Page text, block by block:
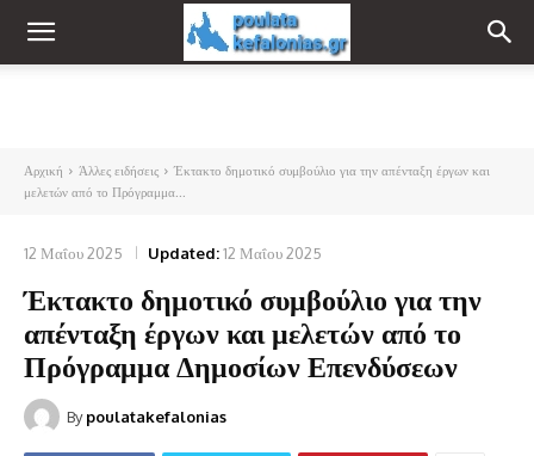
Αρχική Άλλες ειδήσεις
Έκτακτο δημοτικό συμβούλιο για την απένταξη έργων και
μελετών από το Πρόγραμμα...
12 Μαΐου 2025 Updated:12 Μαΐου 2025
Έκτακτο δημοτικό συμβούλιο για την
απένταξη έργων και μελετών από το
Πρόγραμμα Δημοσίων Επενδύσεων
By poulatakefalonias